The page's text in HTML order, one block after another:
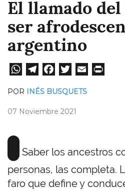
El llamado
ser
argentino
W
A
Te
le
a
Fa
ok er
POR INÉS BUSQUETS
07 Noviembre 2021
Saber los ancestros
personas, las completa.
faro que define y